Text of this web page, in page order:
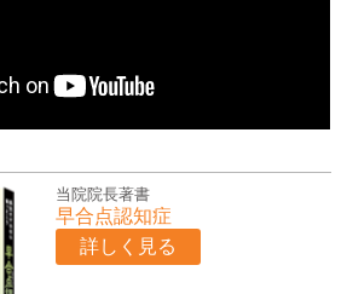
当院院長著書
早合点認知症
詳しく見る